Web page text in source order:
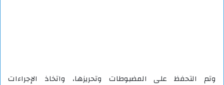
وتم التحفظ على المضبوطات وتحريزها، واتخاذ الإجراءات